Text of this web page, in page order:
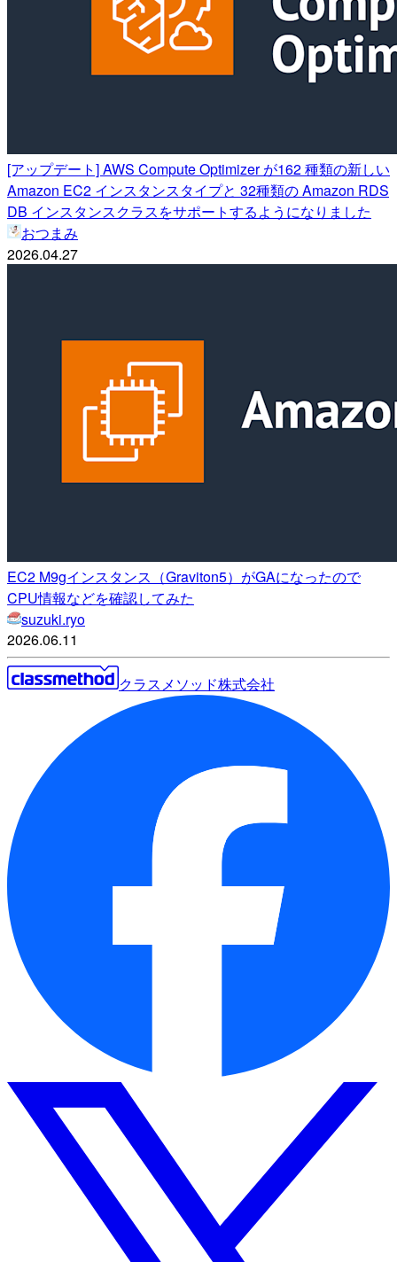
[アップデート] AWS Compute Optimizer が162 種類の新しい
Amazon EC2 インスタンスタイプと 32種類の Amazon RDS
DB インスタンスクラスをサポートするようになりました
おつまみ
2026.04.27
EC2 M9gインスタンス（Graviton5）がGAになったので
CPU情報などを確認してみた
suzuki.ryo
2026.06.11
クラスメソッド株式会社